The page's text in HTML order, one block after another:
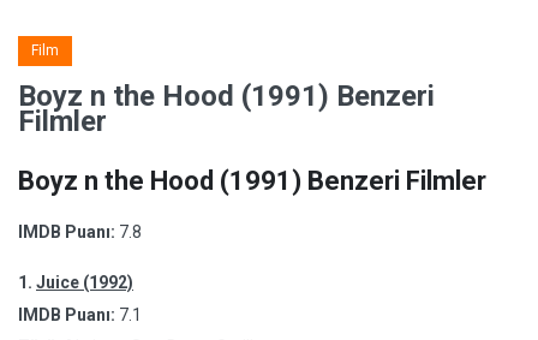
Film
Boyz n the Hood (1991) Benzeri
Filmler
Boyz n the Hood (1991) Benzeri Filmler
IMDB Puanı: 7.8
1. Juice (1992)
IMDB Puanı: 7.1